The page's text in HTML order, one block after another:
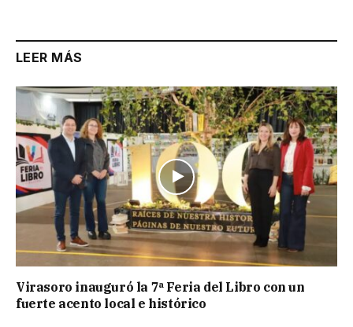
LEER MÁS
Virasoro inauguró la 7ª Feria del Libro con un
fuerte acento local e histórico